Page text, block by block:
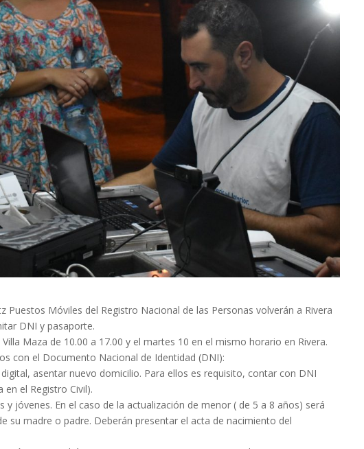
Puestos Móviles del Registro Nacional de las Personas volverán a Rivera
DNI y pasaporte.
Maza de 10.00 a 17.00 y el martes 10 en el mismo horario en Rivera.
con el Documento Nacional de Identidad (DNI):
asentar nuevo domicilio. Para ellos es requisito, contar con DNI
el Registro Civil).
jóvenes. En el caso de la actualización de menor ( de 5 a 8 años) será
su madre o padre. Deberán presentar el acta de nacimiento del